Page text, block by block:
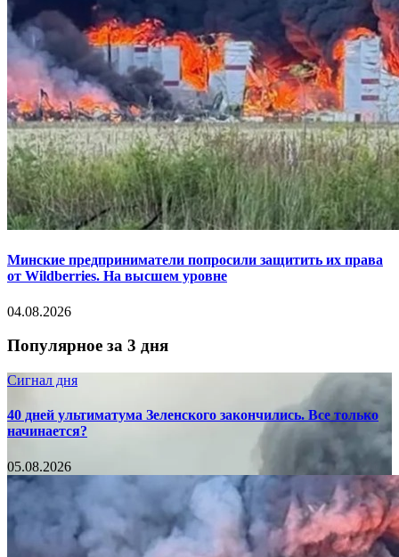
Минские предприниматели попросили защитить их права
от Wildberries. На высшем уровне
04.08.2026
Популярное за 3 дня
Сигнал дня
40 дней ультиматума Зеленского закончились. Все только
начинается?
05.08.2026